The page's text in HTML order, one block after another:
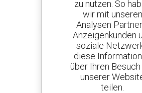
Kreieren Sie Ihre
und erhalten Sie Anzeigen für
800
Manitou weltweit
zu nutzen. So
wir mit unseren
Analysen
Anzeigenkunden
soziale
diese
über Ihren
unserer
teilen.